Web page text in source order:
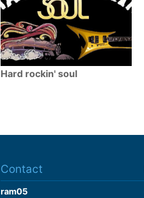
Hard rockin' soul
Contact
ram05